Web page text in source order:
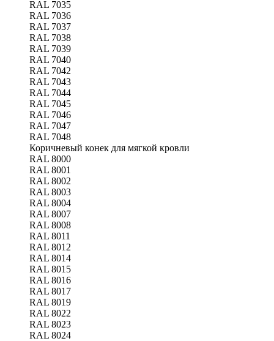
RAL 7035
RAL 7036
RAL 7037
RAL 7038
RAL 7039
RAL 7040
RAL 7042
RAL 7043
RAL 7044
RAL 7045
RAL 7046
RAL 7047
RAL 7048
Коричневый конек для мягкой кровли
RAL 8000
RAL 8001
RAL 8002
RAL 8003
RAL 8004
RAL 8007
RAL 8008
RAL 8011
RAL 8012
RAL 8014
RAL 8015
RAL 8016
RAL 8017
RAL 8019
RAL 8022
RAL 8023
RAL 8024